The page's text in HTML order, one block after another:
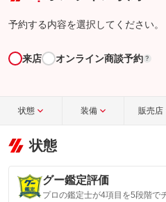
予約する内容を選択してください。
来店 オンライン商談予約 ?
状態 装備 販売店
状態
グー鑑定評価
プロの鑑定士が4項目を5段階で